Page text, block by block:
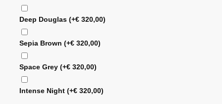
Deep Douglas(+€ 320,00)
Sepia Brown(+€ 320,00)
Space Grey(+€ 320,00)
Intense Night(+€ 320,00)